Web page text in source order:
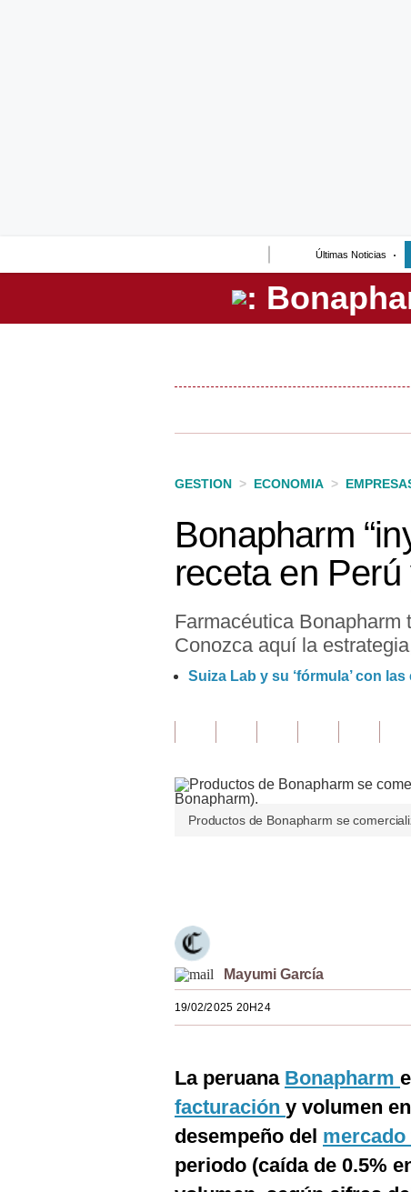
Últimas Noticias
Perú
GESTION > ECONOMIA >
Bonapharm
receta en
Farmacéutica Bonapharm
Conozca aquí la
Suiza Lab y su ‘fórmula’ con
Productos de Bonapharm se
Mayumi García
19/02/2025 20H24
La peruana Bonapharm
facturación y volumen
desempeño del
periodo (caída de 0.5%